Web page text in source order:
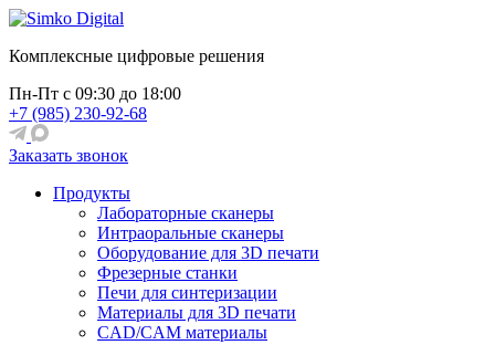
Комплексные цифровые решения
Пн-Пт с 09:30 до 18:00
+7 (985) 230-92-68
Заказать звонок
Продукты
Лабораторные сканеры
Интраоральные сканеры
Оборудование для 3D печати
Фрезерные станки
Печи для синтеризации
Материалы для 3D печати
CAD/CAM материалы